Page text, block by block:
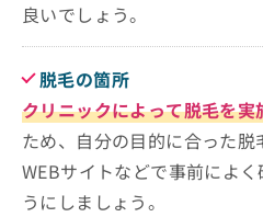
良いでしょう。
脱毛の箇所
クリニックによって脱毛を
ため、自分の目的に合った脱
WEBサイトなどで事前によ
うにしましょう。